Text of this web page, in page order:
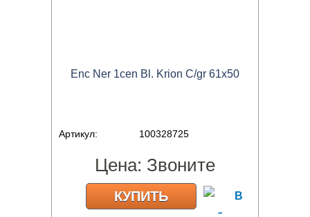
Enc Ner 1cen Bl. Krion C/gr 61x50
Артикул: 100328725
Цена: Звоните
КУПИТЬ